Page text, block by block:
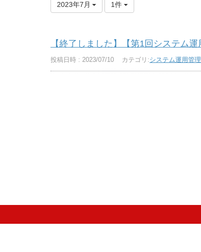
2023年7月 1件
【終了しました】【第1回システム
投稿日時 : 2023/07/10 カテゴリ:システム運用管理